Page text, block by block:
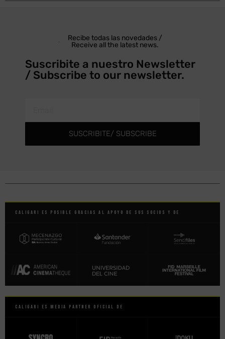
Recibe todas las novedades /
Receive all the latest news.
Suscribite a nuestro Newsletter
/ Subscribe to our newsletter.
SUSCRIBITE/ SUBSCRIBE
Caligari es posible gracias al apoyo de sus socios y de
Caligari es Media Partner Oficial de